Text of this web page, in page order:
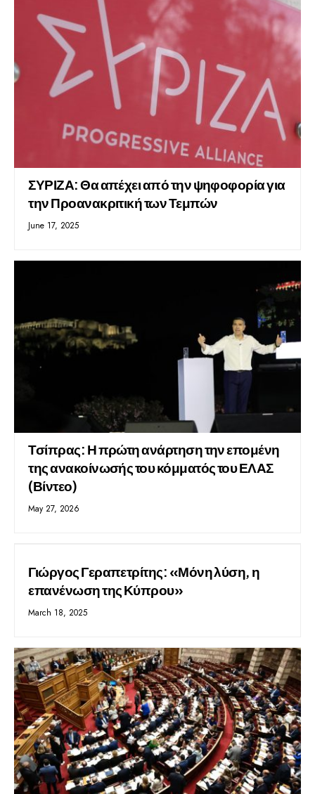
ΣΥΡΙΖΑ: Θα απέχει από την ψηφοφορία για
την Προανακριτική των Τεμπών
June 17, 2025
Τσίπρας: Η πρώτη ανάρτηση την επομένη
της ανακοίνωσής του κόμματός του ΕΛΑΣ
(Βίντεο)
May 27, 2026
Γιώργος Γεραπετρίτης: «Μόνη λύση, η
επανένωση της Κύπρου»
March 18, 2025